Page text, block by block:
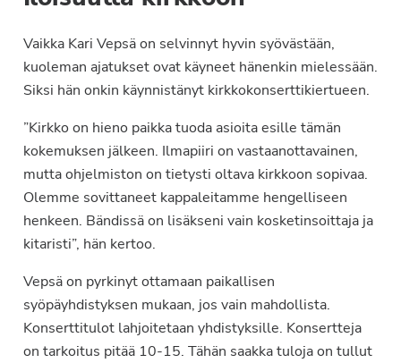
Vaikka Kari Vepsä on selvinnyt hyvin syövästään,
kuoleman ajatukset ovat käyneet hänenkin mielessään.
Siksi hän onkin käynnistänyt kirkkokonserttikiertueen.
”Kirkko on hieno paikka tuoda asioita esille tämän
kokemuksen jälkeen. Ilmapiiri on vastaanottavainen,
mutta ohjelmiston on tietysti oltava kirkkoon sopivaa.
Olemme sovittaneet kappaleitamme hengelliseen
henkeen. Bändissä on lisäkseni vain kosketinsoittaja ja
kitaristi”, hän kertoo.
Vepsä on pyrkinyt ottamaan paikallisen
syöpäyhdistyksen mukaan, jos vain mahdollista.
Konserttitulot lahjoitetaan yhdistyksille. Konsertteja
on tarkoitus pitää 10-15. Tähän saakka tuloja on tullut